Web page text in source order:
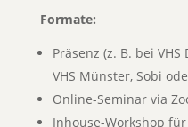
Formate:
Präsenz (z. B. bei
VHS Münster, Sobi
Online-Seminar via
Inhouse-Workshop für